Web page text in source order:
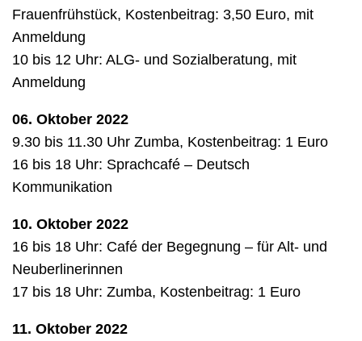
Frauenfrühstück, Kostenbeitrag: 3,50 Euro, mit
Anmeldung
10 bis 12 Uhr: ALG- und Sozialberatung, mit
Anmeldung
06. Oktober 2022
9.30 bis 11.30 Uhr Zumba, Kostenbeitrag: 1 Euro
16 bis 18 Uhr: Sprachcafé – Deutsch
Kommunikation
10. Oktober 2022
16 bis 18 Uhr: Café der Begegnung – für Alt- und
Neuberlinerinnen
17 bis 18 Uhr: Zumba, Kostenbeitrag: 1 Euro
11. Oktober 2022